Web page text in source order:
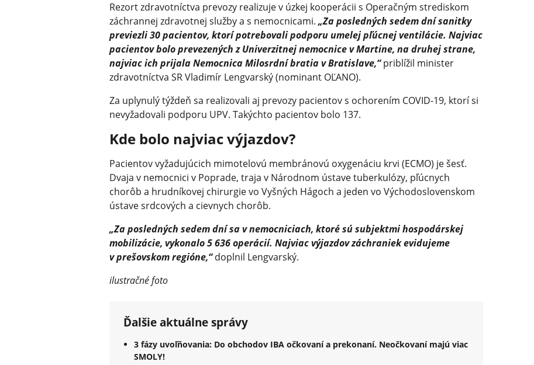
Rezort zdravotníctva prevozy realizuje v úzkej kooperácii s Operačným strediskom
záchrannej zdravotnej služby a s nemocnicami.„Za posledných sedem dní sanitky
previezli 30 pacientov, ktorí potrebovali podporu umelej pľúcnej ventilácie. Najviac
pacientov bolo prevezených z Univerzitnej nemocnice v Martine, na druhej strane,
najviac ich prijala Nemocnica Milosrdní bratia v Bratislave,“priblížil minister
zdravotníctva SR Vladimír Lengvarský (nominant OĽANO).
Za uplynulý týždeň sa realizovali aj prevozy pacientov s ochorením COVID-19, ktorí si
nevyžadovali podporu UPV. Takýchto pacientov bolo 137.
Kde bolo najviac výjazdov?
Pacientov vyžadujúcich mimotelovú membránovú oxygenáciu krvi (ECMO) je šesť.
Dvaja v nemocnici v Poprade, traja v Národnom ústave tuberkulózy, pľúcnych
chorôb a hrudníkovej chirurgie vo Vyšných Hágoch a jeden vo Východoslovenskom
ústave srdcových a cievnych chorôb.
„Za posledných sedem dní sa v nemocniciach, ktoré sú subjektmi hospodárskej
mobilizácie, vykonalo 5 636 operácií. Najviac výjazdov záchraniek evidujeme
v prešovskom regióne,“doplnil Lengvarský.
ilustračné foto
Ďalšie aktuálne správy
3 fázy uvoľňovania: Do obchodov IBA očkovaní a prekonaní. Neočkovaní majú viac
SMOLY!